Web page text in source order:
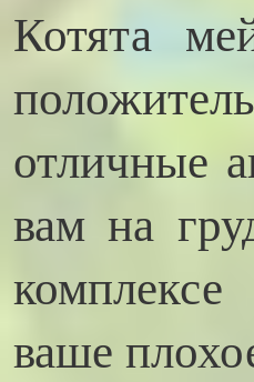
Котята
отличные
вам на
ваше